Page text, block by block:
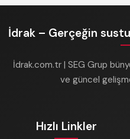
İdrak – Gerçeğin
İdrak.com.tr | SEG Grup
ve güncel
Hızlı Linkler